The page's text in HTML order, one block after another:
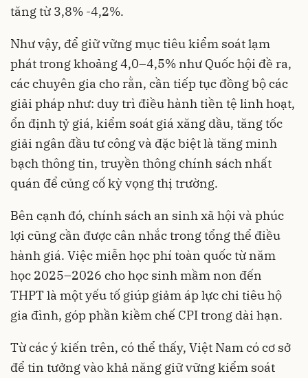
tăng từ 3,8% -4,2%.
Như vậy, để giữ vững mục tiêu kiểm soát lạm
phát trong khoảng 4,0–4,5% như Quốc hội đề ra,
các chuyên gia cho rằn, cần tiếp tục đồng bộ các
giải pháp như: duy trì điều hành tiền tệ linh hoạt,
ổn định tỷ giá, kiểm soát giá xăng dầu, tăng tốc
giải ngân đầu tư công và đặc biệt là tăng minh
bạch thông tin, truyền thông chính sách nhất
quán để củng cố kỳ vọng thị trường.
Bên cạnh đó, chính sách an sinh xã hội và phúc
lợi cũng cần được cân nhắc trong tổng thể điều
hành giá. Việc miễn học phí toàn quốc từ năm
học 2025–2026 cho học sinh mầm non đến
THPT là một yếu tố giúp giảm áp lực chi tiêu hộ
gia đình, góp phần kiềm chế CPI trong dài hạn.
Từ các ý kiến trên, có thể thấy, Việt Nam có cơ sở
để tin tưởng vào khả năng giữ vững kiểm soát